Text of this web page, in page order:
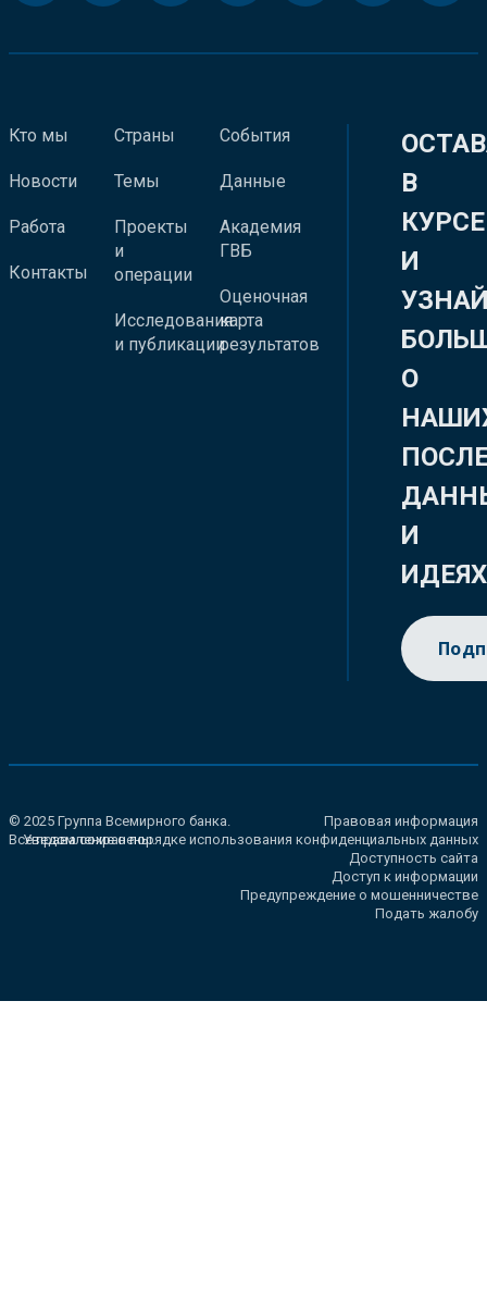
Кто мы
Новости
Работа
Контакты
Страны
Темы
Проекты
и
операции
Исследования
и публикации
События
Данные
Академия
ГВБ
Оценочная
карта
результатов
В
КУРСЕ
И
О
И
ИДЕЯХ
© 2025 Группа Всемирного банка.
Все права сохранены.
Правовая информация
Уведомление о порядке использования конфиденциальных данных
Доступность сайта
Доступ к информации
Предупреждение о мошенничестве
Подать жалобу